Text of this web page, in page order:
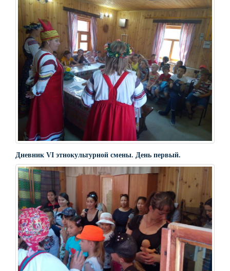
Дневник VI этнокультурной смены. День первый.